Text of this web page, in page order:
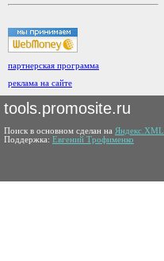
партнерская программа
реклама на сайте
tools.promosite.ru
Поиск в основном сделан на Яндекс.XML
Поддержка: Евгений Трофименко